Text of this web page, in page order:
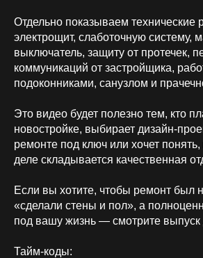
Отдельно показываем технические
электрощит, слаботочную систему,
выключатель, защиту от протечек,
коммуникаций от застройщика,
подоконниками, санузлом и
Это видео будет полезно тем, кто
новостройке, выбирает дизайн-
ремонте под ключ или хочет
деле складывается качественная
Если вы хотите, чтобы ремонт был
«сделали стены и пол», а
под вашу жизнь — смотрите выпуск
Тайм-коды: